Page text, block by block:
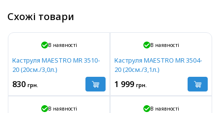
Схожі товари
В наявності
Каструля MAESTRO MR 3510-
20 (20см./3,0л.)
830 грн.
В наявності
Каструля MAESTRO MR 3504-
20 (20см./3,1л.)
1 999 грн.
В наявності В наявності